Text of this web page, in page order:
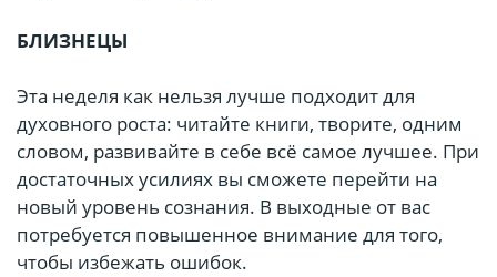
БЛИЗНЕЦЫ
Эта неделя как нельзя лучше подходит для
духовного роста: читайте книги, творите, одним
словом, развивайте в себе всё самое лучшее. При
достаточных усилиях вы сможете перейти на
новый уровень сознания. В выходные от вас
потребуется повышенное внимание для того,
чтобы избежать ошибок.